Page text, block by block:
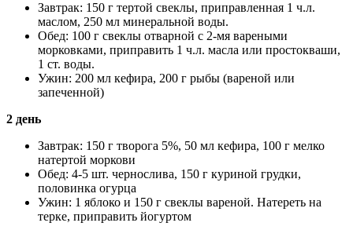
Завтрак: 150 г тертой свеклы, приправленная 1 ч.л.
маслом, 250 мл минеральной воды.
Обед: 100 г свеклы отварной с 2-мя вареными
морковками, приправить 1 ч.л. масла или простокваши,
1 ст. воды.
Ужин: 200 мл кефира, 200 г рыбы (вареной или
запеченной)
2 день
Завтрак: 150 г творога 5%, 50 мл кефира, 100 г мелко
натертой моркови
Обед: 4-5 шт. чернослива, 150 г куриной грудки,
половинка огурца
Ужин: 1 яблоко и 150 г свеклы вареной. Натереть на
терке, приправить йогуртом